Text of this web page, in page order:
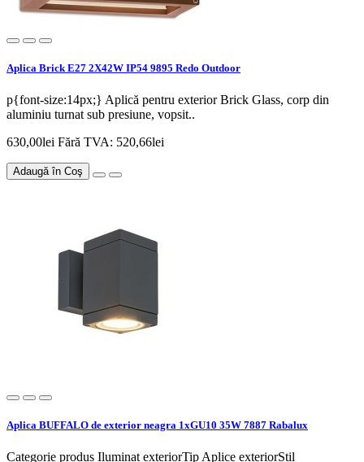
Aplica Brick E27 2X42W IP54 9895 Redo Outdoor
p{font-size:14px;} Aplică pentru exterior Brick Glass, corp din
aluminiu turnat sub presiune, vopsit..
630,00lei Fără TVA: 520,66lei
Adaugă în Coş
Aplica BUFFALO de exterior neagra 1xGU10 35W 7887 Rabalux
Categorie produs Iluminat exteriorTip Aplice exteriorStil